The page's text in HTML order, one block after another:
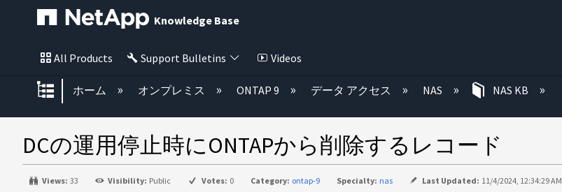
Knowledge Base
All Products Support Bulletins Videos
グローバル階層を展開/折りたたむ
ホーム オンプレミス ONTAP 9 データ アクセス NAS NAS KB
DCの運用停止時にONTAPから削除するレコード
Views: 33 Visibility: Public Votes: 0 Category: ontap-9 Specialty: nas Last Updated: 11/4/2024, 12:34:29 AM